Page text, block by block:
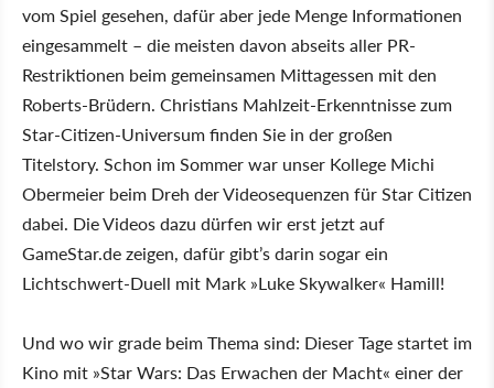
vom Spiel gesehen, dafür aber jede Menge Informationen
eingesammelt – die meisten davon abseits aller PR-
Restriktionen beim gemeinsamen Mittagessen mit den
Roberts-Brüdern. Christians Mahlzeit-Erkenntnisse zum
Star-Citizen-Universum finden Sie in der großen
Titelstory. Schon im Sommer war unser Kollege Michi
Obermeier beim Dreh der Videosequenzen für Star Citizen
dabei. Die Videos dazu dürfen wir erst jetzt auf
GameStar.de zeigen, dafür gibt’s darin sogar ein
Lichtschwert-Duell mit Mark »Luke Skywalker« Hamill!
Und wo wir grade beim Thema sind: Dieser Tage startet im
Kino mit »Star Wars: Das Erwachen der Macht« einer der